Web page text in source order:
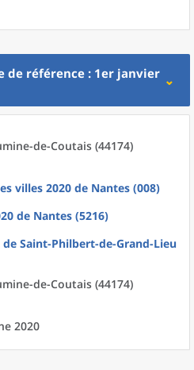
de référence : 1er janvier
de-Coutais (44174)
villes 2020 de Nantes (008)
de Nantes (5216)
de Saint-Philbert-de-Grand-Lieu
de-Coutais (44174)
2020